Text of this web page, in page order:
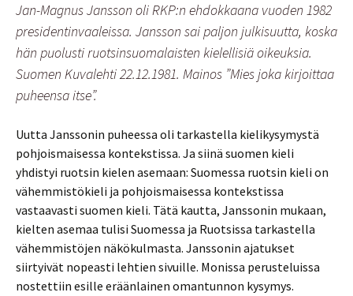
Jan-Magnus Jansson oli RKP:n ehdokkaana vuoden 1982
presidentinvaaleissa. Jansson sai paljon julkisuutta, koska
hän puolusti ruotsinsuomalaisten kielellisiä oikeuksia.
Suomen Kuvalehti 22.12.1981. Mainos ”Mies joka kirjoittaa
puheensa itse”.
Uutta Janssonin puheessa oli tarkastella kielikysymystä
pohjoismaisessa kontekstissa. Ja siinä suomen kieli
yhdistyi ruotsin kielen asemaan: Suomessa ruotsin kieli on
vähemmistökieli ja pohjoismaisessa kontekstissa
vastaavasti suomen kieli. Tätä kautta, Janssonin mukaan,
kielten asemaa tulisi Suomessa ja Ruotsissa tarkastella
vähemmistöjen näkökulmasta. Janssonin ajatukset
siirtyivät nopeasti lehtien sivuille. Monissa perusteluissa
nostettiin esille eräänlainen omantunnon kysymys.